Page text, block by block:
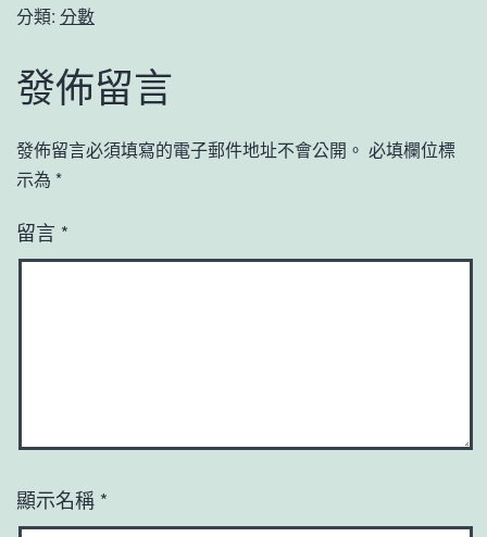
分類: 分數
發佈留言
發佈留言必須填寫的電子郵件地址不會公開。 必填欄位標
示為 *
留言 *
顯示名稱 *